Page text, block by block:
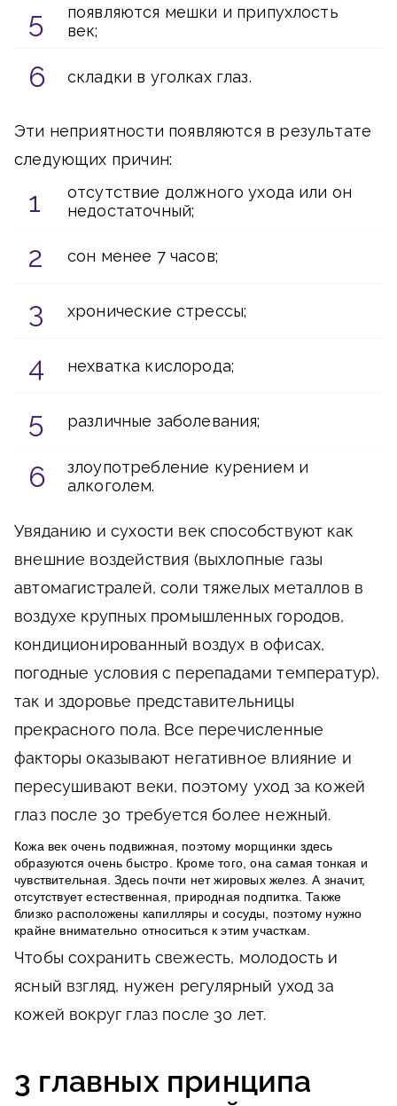
появляются мешки и припухлость
век;
складки в уголках глаз.
Эти неприятности появляются в результате
следующих причин:
отсутствие должного ухода или он
недостаточный;
сон менее 7 часов;
хронические стрессы;
нехватка кислорода;
различные заболевания;
злоупотребление курением и
алкоголем.
Увяданию и сухости век способствуют как
внешние воздействия (выхлопные газы
автомагистралей, соли тяжелых металлов в
воздухе крупных промышленных городов,
кондиционированный воздух в офисах,
погодные условия с перепадами температур),
так и здоровье представительницы
прекрасного пола. Все перечисленные
факторы оказывают негативное влияние и
пересушивают веки, поэтому уход за кожей
глаз после 30 требуется более нежный.
Кожа век очень подвижная, поэтому морщинки здесь
образуются очень быстро. Кроме того, она самая тонкая и
чувствительная. Здесь почти нет жировых желез. А значит,
отсутствует естественная, природная подпитка. Также
близко расположены капилляры и сосуды, поэтому нужно
крайне внимательно относиться к этим участкам.
Чтобы сохранить свежесть, молодость и
ясный взгляд, нужен регулярный уход за
кожей вокруг глаз после 30 лет.
3 главных принципа